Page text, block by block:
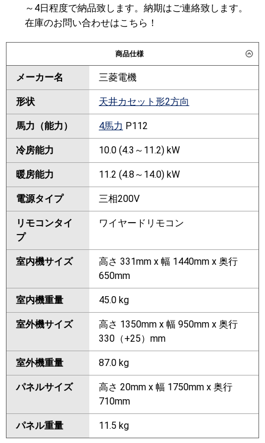
～4日程度で納品致します。納期はご連絡致します。
在庫のお問い合わせはこちら！
商品仕様
メーカー名 三菱電機
形状 天井カセット形2方向
馬力（能力） 4馬力 P112
冷房能力 10.0 (4.3～11.2) kW
暖房能力 11.2 (4.8～14.0) kW
電源タイプ 三相200V
リモコンタイ
プ
ワイヤードリモコン
室内機サイズ
高さ 331mm x 幅 1440mm x 奥行
650mm
室内機重量 45.0 kg
室外機サイズ
高さ 1350mm x 幅 950mm x 奥行
330（+25）mm
室外機重量 87.0 kg
パネルサイズ
高さ 20mm x 幅 1750mm x 奥行
710mm
パネル重量 11.5 kg